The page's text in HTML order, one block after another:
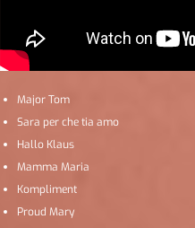
Major Tom
Sara per che tia amo
Hallo Klaus
Mamma Maria
Kompliment
Proud Mary